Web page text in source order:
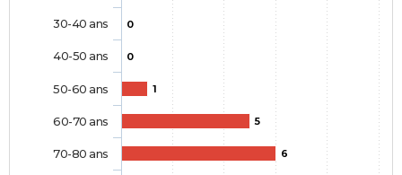
0
0
1
5
6
30-40 ans
40-50 ans
50-60 ans
60-70 ans
70-80 ans